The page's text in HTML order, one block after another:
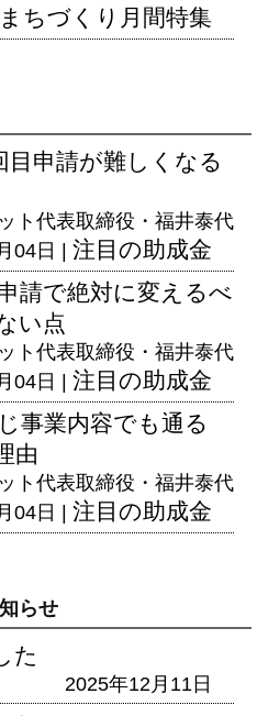
まちづくり月間特集
目申請が難しくなる
ト代表取締役・福井泰代
04日 | 注目の助成金
請で絶対に変えるべ
い点
ト代表取締役・福井泰代
04日 | 注目の助成金
事業内容でも通る
由
ト代表取締役・福井泰代
04日 | 注目の助成金
らせ
た
2025年12月11日